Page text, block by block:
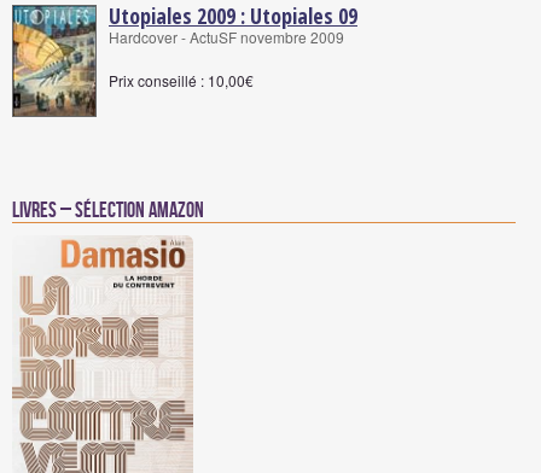
Utopiales 2009 : Utopiales 09
Hardcover - ActuSF novembre 2009
Prix conseillé : 10,00€
Livres – Sélection Amazon